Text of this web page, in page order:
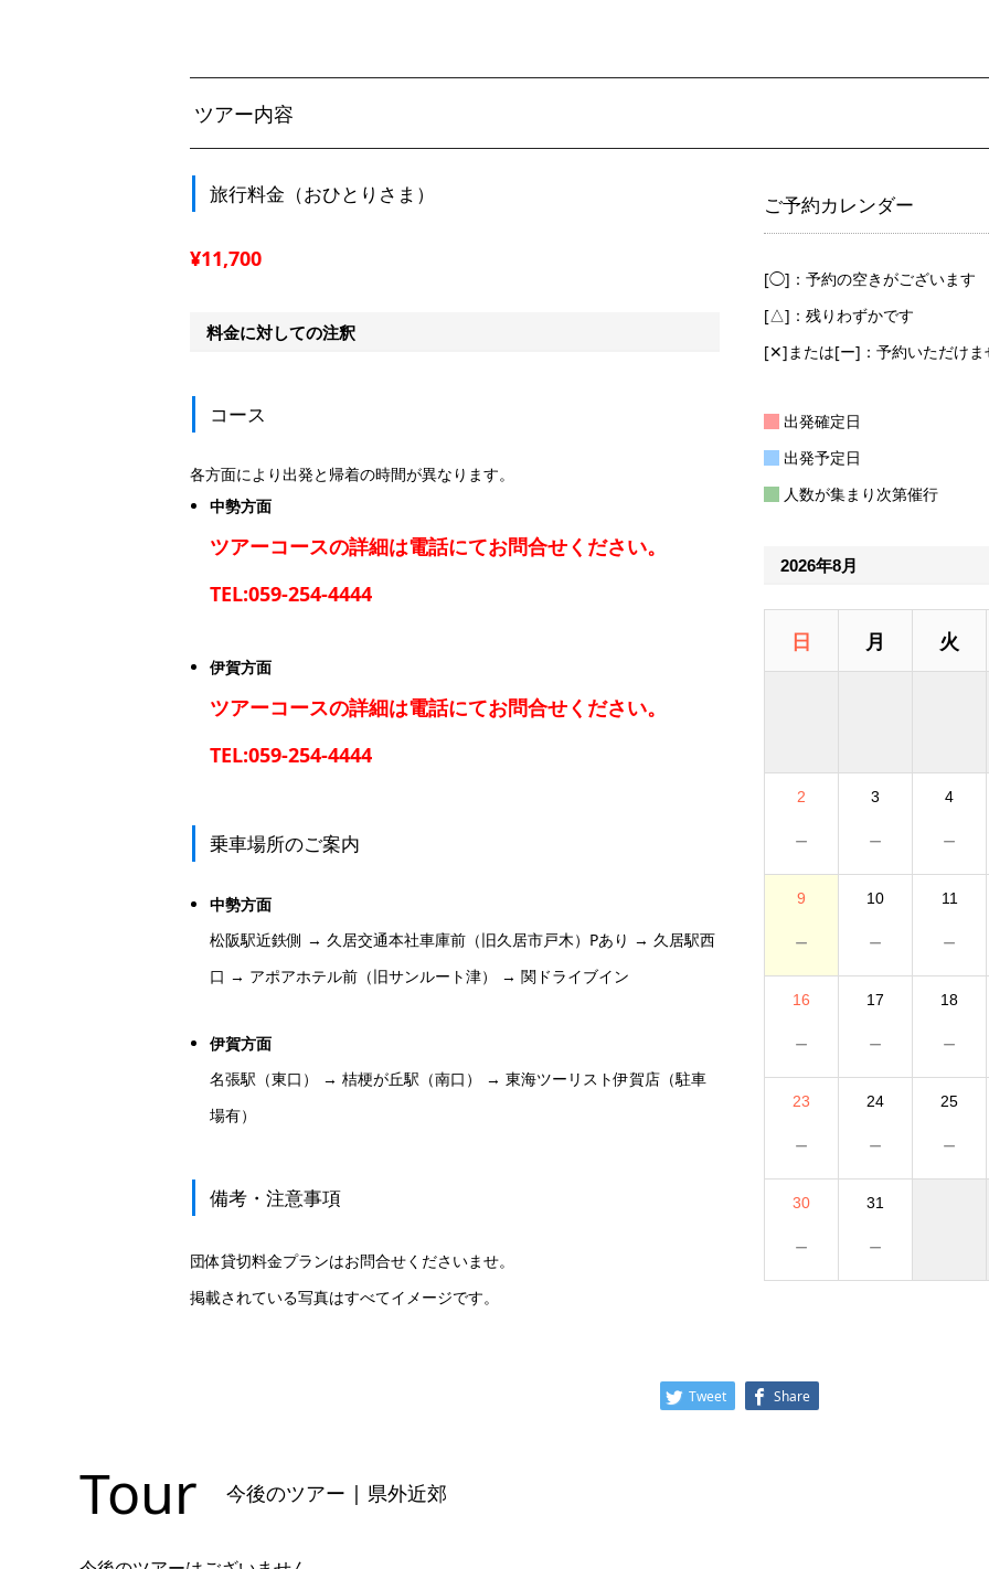
ツアー内容
旅行料金（おひとりさま）
¥11,700
料金に対しての注釈
コース
各方面により出発と帰着の時間が異なります。
中勢方面
ツアーコースの詳細は電話にてお問合せください。
TEL:059-254-4444
伊賀方面
ツアーコースの詳細は電話にてお問合せください。
TEL:059-254-4444
乗車場所のご案内
中勢方面
松阪駅近鉄側 → 久居交通本社車庫前（旧久居市戸木）Pあり → 久居駅西
口 → アポアホテル前（旧サンルート津） → 関ドライブイン
伊賀方面
名張駅（東口） → 桔梗が丘駅（南口） → 東海ツーリスト伊賀店（駐車
場有）
備考・注意事項
団体貸切料金プランはお問合せくださいませ。
掲載されている写真はすべてイメージです。
ご予約カレンダー
[◯]：予約の空きがございます
[△]：残りわずかです
[✕]または[ー]：予約いただけま
出発確定日
出発予定日
人数が集まり次第催行
2026年8月
日 月 火
2
－
3
－
4
－
9
－
10
－
11
－
16
－
17
－
18
－
23
－
24
－
25
－
30
－
31
－
Tweet Share
Tour 今後のツアー | 県外近郊